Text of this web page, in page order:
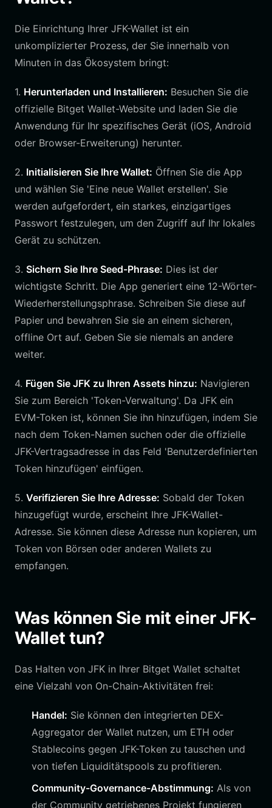
Die Einrichtung Ihrer JFK-Wallet ist ein
unkomplizierter Prozess, der Sie innerhalb von
Minuten in das Ökosystem bringt:
1. Herunterladen und Installieren: Besuchen Sie die
offizielle Bitget Wallet-Website und laden Sie die
Anwendung für Ihr spezifisches Gerät (iOS, Android
oder Browser-Erweiterung) herunter.
2. Initialisieren Sie Ihre Wallet: Öffnen Sie die App
und wählen Sie 'Eine neue Wallet erstellen'. Sie
werden aufgefordert, ein starkes, einzigartiges
Passwort festzulegen, um den Zugriff auf Ihr lokales
Gerät zu schützen.
3. Sichern Sie Ihre Seed-Phrase: Dies ist der
wichtigste Schritt. Die App generiert eine 12-Wörter-
Wiederherstellungsphrase. Schreiben Sie diese auf
Papier und bewahren Sie sie an einem sicheren,
offline Ort auf. Geben Sie sie niemals an andere
weiter.
4. Fügen Sie JFK zu Ihren Assets hinzu: Navigieren
Sie zum Bereich 'Token-Verwaltung'. Da JFK ein
EVM-Token ist, können Sie ihn hinzufügen, indem Sie
nach dem Token-Namen suchen oder die offizielle
JFK-Vertragsadresse in das Feld 'Benutzerdefinierten
Token hinzufügen' einfügen.
5. Verifizieren Sie Ihre Adresse: Sobald der Token
hinzugefügt wurde, erscheint Ihre JFK-Wallet-
Adresse. Sie können diese Adresse nun kopieren, um
Token von Börsen oder anderen Wallets zu
empfangen.
Was können Sie mit einer JFK-
Wallet tun?
Das Halten von JFK in Ihrer Bitget Wallet schaltet
eine Vielzahl von On-Chain-Aktivitäten frei:
Handel: Sie können den integrierten DEX-
Aggregator der Wallet nutzen, um ETH oder
Stablecoins gegen JFK-Token zu tauschen und
von tiefen Liquiditätspools zu profitieren.
Community-Governance-Abstimmung: Als von
der Community getriebenes Projekt fungieren